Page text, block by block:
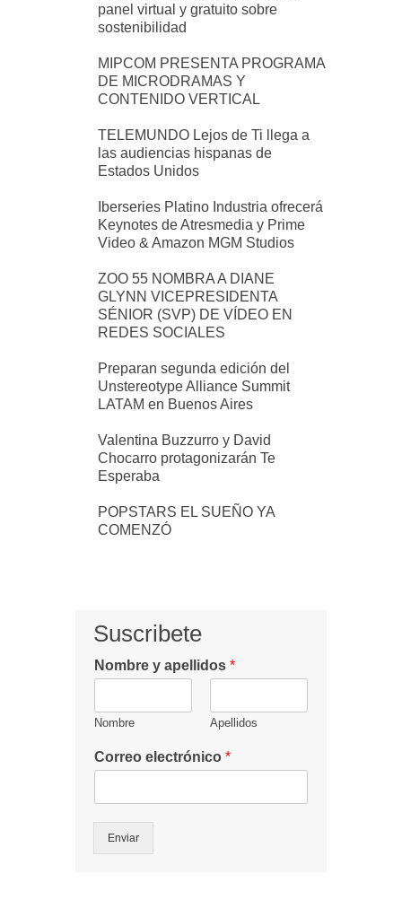
panel virtual y gratuito sobre
sostenibilidad
MIPCOM PRESENTA PROGRAMA
DE MICRODRAMAS Y
CONTENIDO VERTICAL
TELEMUNDO Lejos de Ti llega a
las audiencias hispanas de
Estados Unidos
Iberseries Platino Industria ofrecerá
Keynotes de Atresmedia y Prime
Video & Amazon MGM Studios
ZOO 55 NOMBRA A DIANE
GLYNN VICEPRESIDENTA
SÉNIOR (SVP) DE VÍDEO EN
REDES SOCIALES
Preparan segunda edición del
Unstereotype Alliance Summit
LATAM en Buenos Aires
Valentina Buzzurro y David
Chocarro protagonizarán Te
Esperaba
POPSTARS EL SUEÑO YA
COMENZÓ
Suscribete
Nombre y apellidos *
Nombre Apellidos
Correo electrónico *
Enviar